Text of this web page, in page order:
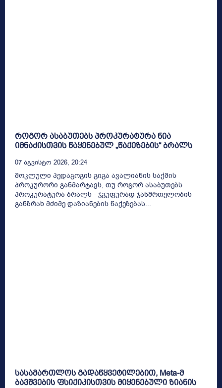
როგორ ასაბუთებს პროკურატურა ნია
იმნაძისთვის წაყენებულ „წაქეზების“ ბრალს
07 Აგვისტო 2026, 20:24
მოკლული პედაგოგის გიგა ავალიანის საქმის
პროკურორი განმარტავს, თუ როგორ ასაბუთებს
პროკურატურა ბრალს - ჯგუფურად ჯანმრთელობის
განზრახ მძიმე დაზიანების წაქეზებას...
სასამართლოს გადაწყვეტილებით, Meta-მ
ბავშვების ფსიქიკისთვის მიყენებული ზიანის